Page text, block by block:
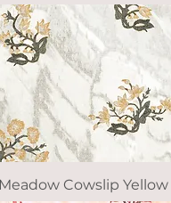
Vista rápida
Cowslip Yellow